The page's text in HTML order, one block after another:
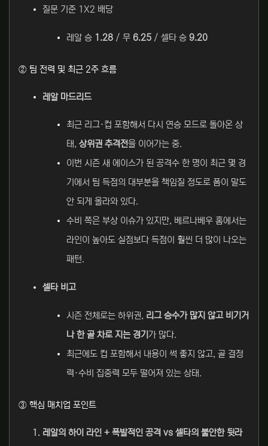
질문 기준 1X2 배당
레알 승 1.28 / 무 6.25 / 셀타 승 9.20
② 팀 전력 및 최근 2주 흐름
레알 마드리드
최근 리그·컵 포함해서 다시 연승 모드로 돌아온 상
태, 상위권 추격전을 이어가는 중.
이번 시즌 새 에이스가 된 공격수 한 명이 최근 몇 경
기에서 팀 득점의 대부분을 책임질 정도로 폼이 말도
안 되게 올라와 있다.
수비 쪽은 부상 이슈가 있지만, 베르나베우 홈에서는
라인이 높아도 실점보다 득점이 훨씬 더 많이 나오는
패턴.
셀타 비고
시즌 전체로는 하위권, 리그 승수가 많지 않고 비기거
나 한 골 차로 지는 경기 가 많다.
최근에도 컵 포함해서 내용이 썩 좋지 않고, 골 결정
력·수비 집중력 모두 떨어져 있는 상태.
③ 핵심 매치업 포인트
레알의 하이 라인 + 폭발적인 공격 vs 셀타의 불안한 뒷라